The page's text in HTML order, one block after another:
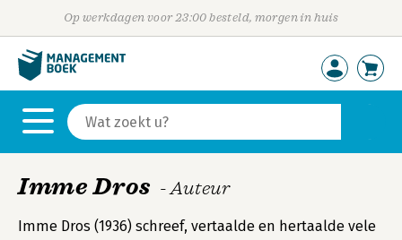
Op werkdagen voor 23:00 besteld, morgen in huis
Imme Dros - Auteur
Imme Dros (1936) schreef, vertaalde en hertaalde vele